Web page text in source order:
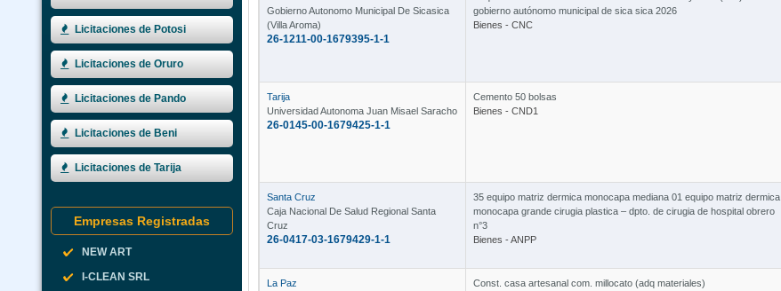
Licitaciones de Potosi
Licitaciones de Oruro
Licitaciones de Pando
Licitaciones de Beni
Licitaciones de Tarija
Empresas Registradas
NEW ART
I-CLEAN SRL
Gobierno Autonomo Municipal De Sicasica
(Villa Aroma)
26-1211-00-1679395-1-1
gobierno autónomo municipal de sica sica 2026
Bienes - CNC
Tarija
Universidad Autonoma Juan Misael Saracho
26-0145-00-1679425-1-1
Cemento 50 bolsas
Bienes - CND1
Santa Cruz
Caja Nacional De Salud Regional Santa
Cruz
26-0417-03-1679429-1-1
35 equipo matriz dermica monocapa mediana 01 equipo matriz dermica
monocapa grande cirugia plastica – dpto. de cirugia de hospital obrero
n°3
Bienes - ANPP
La Paz
Const. casa artesanal com. millocato (adq materiales)